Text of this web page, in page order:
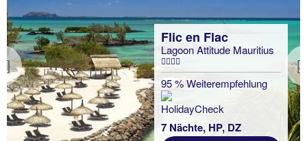
Previous
Flic en Flac
Lagoon Attitude Mauritius
95 % Weiterempfehlung
7 Nächte, HP, DZ